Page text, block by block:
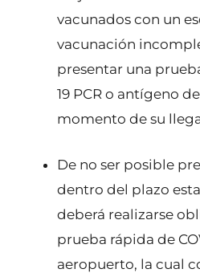
vacunados con un
vacunación
presentar una
19 PCR o antígeno
momento de su
De no ser posible
dentro del plazo
deberá realizarse
prueba rápida de
aeropuerto, la cual